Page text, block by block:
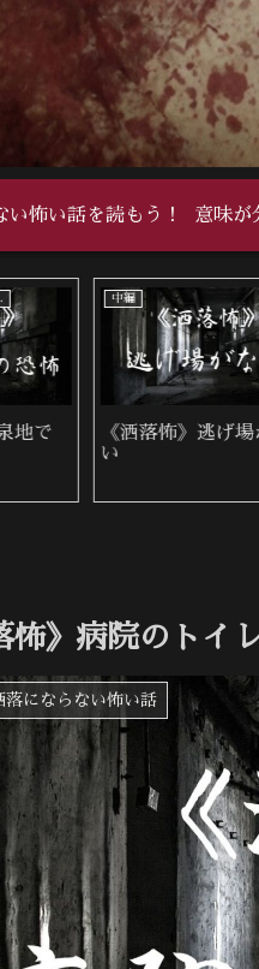
い怖い話を読もう！ 意味が
》桜の咲く頃 《洒落怖
怖》病院のトイ
落にならない怖い話